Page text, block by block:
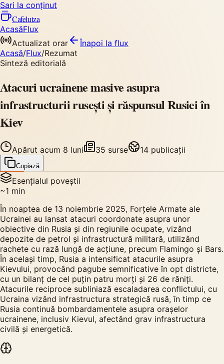
Sari la conținut
Cafelutza
AcasăFlux
Actualizat orar
Înapoi la flux
Acasă/Flux/Rezumat
Sinteză editorială
Atacuri ucrainene masive asupra
infrastructurii rusești și răspunsul Rusiei în
Kiev
Apărut acum 8 luni 35 surse 14 publicații
Copiază
Esențialul poveștii
~1 min
În noaptea de 13 noiembrie 2025, Forțele Armate ale
Ucrainei au lansat atacuri coordonate asupra unor
obiective din Rusia și din regiunile ocupate, vizând
depozite de petrol și infrastructură militară, utilizând
rachete cu rază lungă de acțiune, precum Flamingo și Bars.
În același timp, Rusia a intensificat atacurile asupra
Kievului, provocând pagube semnificative în opt districte,
cu un bilanț de cel puțin patru morți și 26 de răniți.
Atacurile reciproce subliniază escaladarea conflictului, cu
Ucraina vizând infrastructura strategică rusă, în timp ce
Rusia continuă bombardamentele asupra orașelor
ucrainene, inclusiv Kievul, afectând grav infrastructura
civilă și energetică.